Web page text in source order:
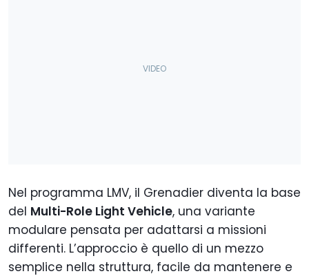
Nel programma LMV, il Grenadier diventa la base
del Multi-Role Light Vehicle, una variante
modulare pensata per adattarsi a missioni
differenti. L’approccio è quello di un mezzo
semplice nella struttura, facile da mantenere e